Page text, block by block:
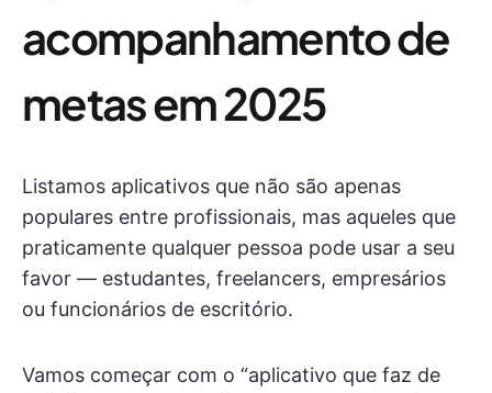
acompanhamento de
metas em 2025
Listamos aplicativos que não são apenas
populares entre profissionais, mas aqueles que
praticamente qualquer pessoa pode usar a seu
favor — estudantes, freelancers, empresários
ou funcionários de escritório.
Vamos começar com o “aplicativo que faz de